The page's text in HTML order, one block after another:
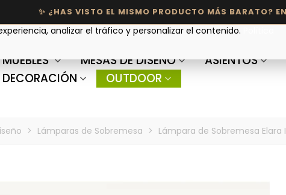
MUEBLES MESAS DE DISEÑO ASIENTOS
DECORACIÓN
OUTDOOR
> Lámparas de Sobremesa > Lámpara de Sobremesa Elara I
analizar el tráfico y personalizar el contenido.